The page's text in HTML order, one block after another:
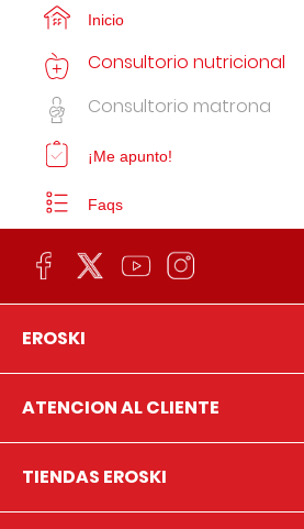
Inicio
Consultorio nutricional
Consultorio matrona
¡Me apunto!
Faqs
EROSKI
ATENCION AL CLIENTE
TIENDAS EROSKI